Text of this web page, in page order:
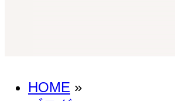
HOME »